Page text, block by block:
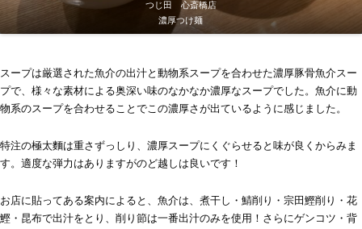
つじ田 心斎橋店
濃厚つけ麺
スープは厳選された魚介の出汁と動物系スープを合わせた濃厚豚骨魚介スー
プで、様々な素材による奥深い味のなかなか濃厚なスープでした。魚介に動
物系のスープを合わせることでこの濃厚さが出ているように感じました。
特注の極太麵は重さずっしり、濃厚スープにくぐらせると味が良くからみま
す。適度な弾力はありますがのど越しは良いです！
お店に貼ってある案内によると、魚介は、煮干し・鯖削り・宗田鰹削り・花
鰹・昆布で出汁をとり、削り節は一番出汁のみを使用！さらにゲンコツ・背